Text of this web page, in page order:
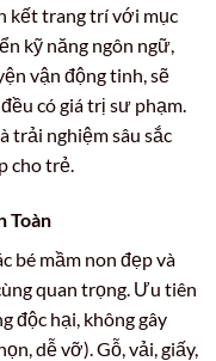
kết trang trí với mục
kỹ năng ngôn ngữ,
vận động tinh, sẽ
có giá trị sư phạm.
trải nghiệm sâu sắc
cho trẻ.
Toàn
bé mầm non đẹp và
quan trọng. Ưu tiên
độc hại, không gây
dễ vỡ). Gỗ, vải, giấy,